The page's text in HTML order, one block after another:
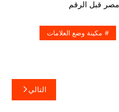
مكينة وضع العلامات
التالي